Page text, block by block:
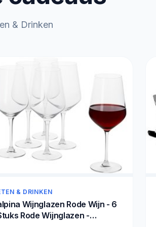
& Drinken
& DRINKEN
Wijnglazen Rode Wijn - 6
Rode Wijnglazen -